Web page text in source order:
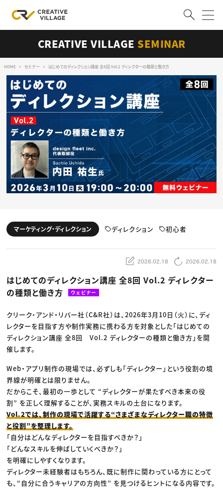
ログイン 会員登録
RECRUIT
クリエイター求人を探す
CREATIVE JOB求人検索
特集求人
採用説明会
転職支援サービス
CONTENTS
スキルアップしたい！
動画配信・映像制作
編集・ライティング
ディレクション
TOP Creator’s コラム トップ
Webクリエイター
ゲームクリエイター
クリエイターインタビュー
C＆R Magazine
セミナー
ニュース・トレンド トップ
Web
映像
広告
出版
CREATIVE VILLAGEからのお知らせ
CREATIVE VILLAGE SEMINAR
HOME セミナー はじめてのディレクション講座 全8回 Vol.2 ディレクターの種類と働き方
マーケティング・ディレクション ディレクション 初心者
2026.02.18 2026.02.18
はじめてのディレクション講座 全8回 Vol.2 ディレクター
の種類と働き方
ウェビナー
クリーク・アンド・リバー社（C&R社）は、2026年3月10日（火）に、ディ
レクターを目指す方や制作実務に携わる方を対象とした「はじめての
ディレクション講座 全8回 Vol.2 ディレクターの種類と働き方」を開
催します。
Web・アプリ制作の現場では、必ずしも「ディレクター」という役割の境
界線が明確とは限りません。
だからこそ、最初の一歩として “ディレクターが果たすべき本来の役
割” を正しく理解することが、実務スキルの土台になります。
Vol.2では、制作の現場で活躍する“さまざまなディレクター職の特徴
と役割”を整理します。
「自分はどんなディレクターを目指すべきか？」
「どんなスキルを伸ばしていくべきか？」
を明確にしやすくなります。
ディレクター未経験者はもちろん、既に制作に関わっている方にとって
も、“自分に合うキャリアの方向性” を見つけるヒントになる内容です。